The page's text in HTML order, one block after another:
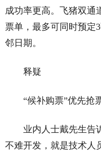
成功率更高。飞猪双通
票单，最多可同时预定
邻日期。
释疑
“候补购票”优先抢票
业内人士戴先生告
不难开发，就是技术人